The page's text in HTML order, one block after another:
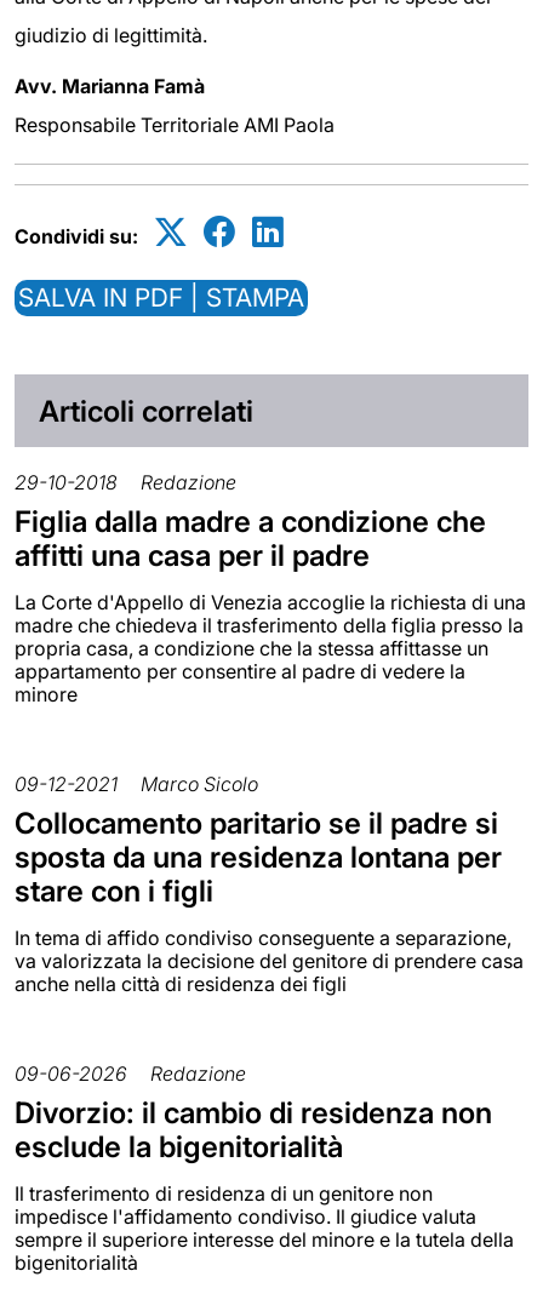
giudizio di legittimità.
Avv. Marianna Famà
Responsabile Territoriale AMI Paola
Condividi su:
SALVA IN PDF | STAMPA
Articoli correlati
29-10-2018 Redazione
Figlia dalla madre a condizione che
affitti una casa per il padre
La Corte d'Appello di Venezia accoglie la richiesta di una
madre che chiedeva il trasferimento della figlia presso la
propria casa, a condizione che la stessa affittasse un
appartamento per consentire al padre di vedere la
minore
09-12-2021 Marco Sicolo
Collocamento paritario se il padre si
sposta da una residenza lontana per
stare con i figli
In tema di affido condiviso conseguente a separazione,
va valorizzata la decisione del genitore di prendere casa
anche nella città di residenza dei figli
09-06-2026 Redazione
Divorzio: il cambio di residenza non
esclude la bigenitorialità
Il trasferimento di residenza di un genitore non
impedisce l'affidamento condiviso. Il giudice valuta
sempre il superiore interesse del minore e la tutela della
bigenitorialità